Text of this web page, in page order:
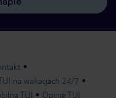
na wakacjach 24/7
TUI Opinie TUI